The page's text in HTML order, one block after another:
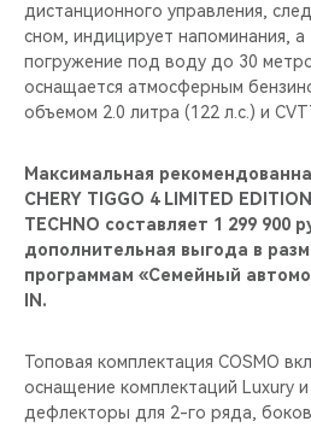
дистанционного управления,
сном, индицирует напоминания,
погружение под воду до 30
оснащается атмосферным
объемом 2.0 литра (122 л.с.) и
Максимальная
CHERY TIGGO 4 LIMITED
TECHNO составляет 1 299 900
дополнительная выгода в
программам «Семейный
IN.
Топовая комплектация COSMO
оснащение комплектаций Luxury
дефлекторы для 2-го ряда,